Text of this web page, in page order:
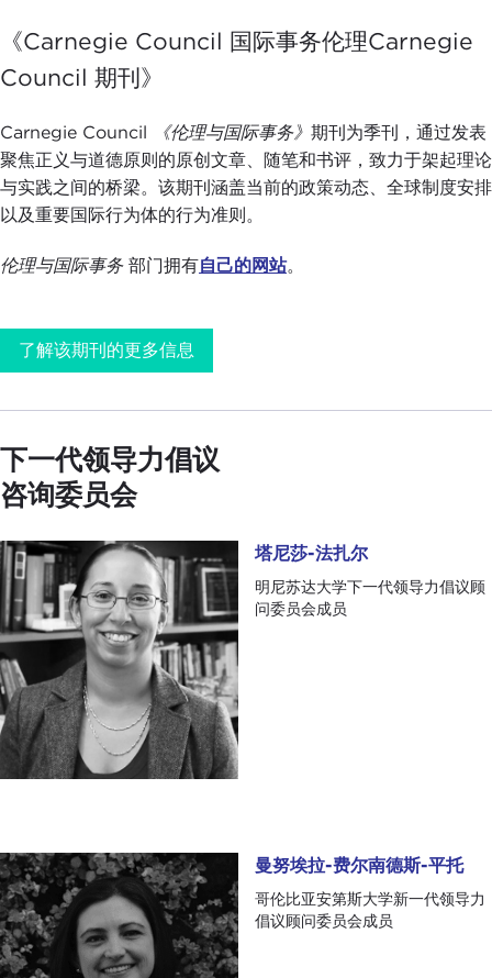
《Carnegie Council 国际事务伦理Carnegie
Council 期刊》
Carnegie Council 《伦理与国际事务》 期刊为季刊，通过发表
聚焦正义与道德原则的原创文章、随笔和书评，致力于架起理论
与实践之间的桥梁。该期刊涵盖当前的政策动态、全球制度安排
以及重要国际行为体的行为准则。
伦理与国际事务 部门拥有自己的网站。
了解该期刊的更多信息
下一代领导力倡议
咨询委员会
塔尼莎-法扎尔 塔尼莎-法扎尔
明尼苏达大学下一代领导力倡议顾
问委员会成员
曼努埃拉-费尔南德斯-平托 曼努埃拉-费尔南德斯-平托
哥伦比亚安第斯大学新一代领导力
倡议顾问委员会成员